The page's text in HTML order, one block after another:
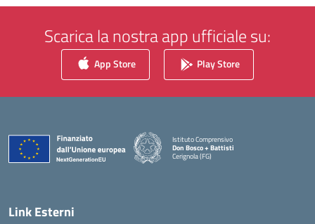
Scarica la nostra app ufficiale su:
App Store Play Store
Istituto Comprensivo
Don Bosco + Battisti
Cerignola (FG)
— Visita la pagina iniziale della scuola
Link Esterni